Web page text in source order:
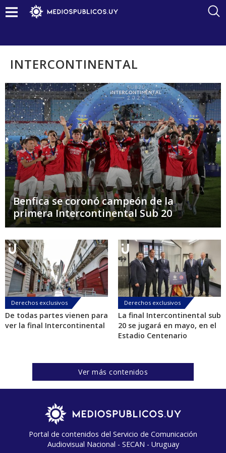
INTERCONTINENTAL
Benfica se coronó campeón de la
primera Intercontinental Sub 20
Derechos exclusivos
De todas partes vienen para
ver la final Intercontinental
Derechos exclusivos
La final Intercontinental sub
20 se jugará en mayo, en el
Estadio Centenario
Ver más contenidos
Portal de contenidos del Servicio de Comunicación
Audiovisual Nacional - SECAN - Uruguay